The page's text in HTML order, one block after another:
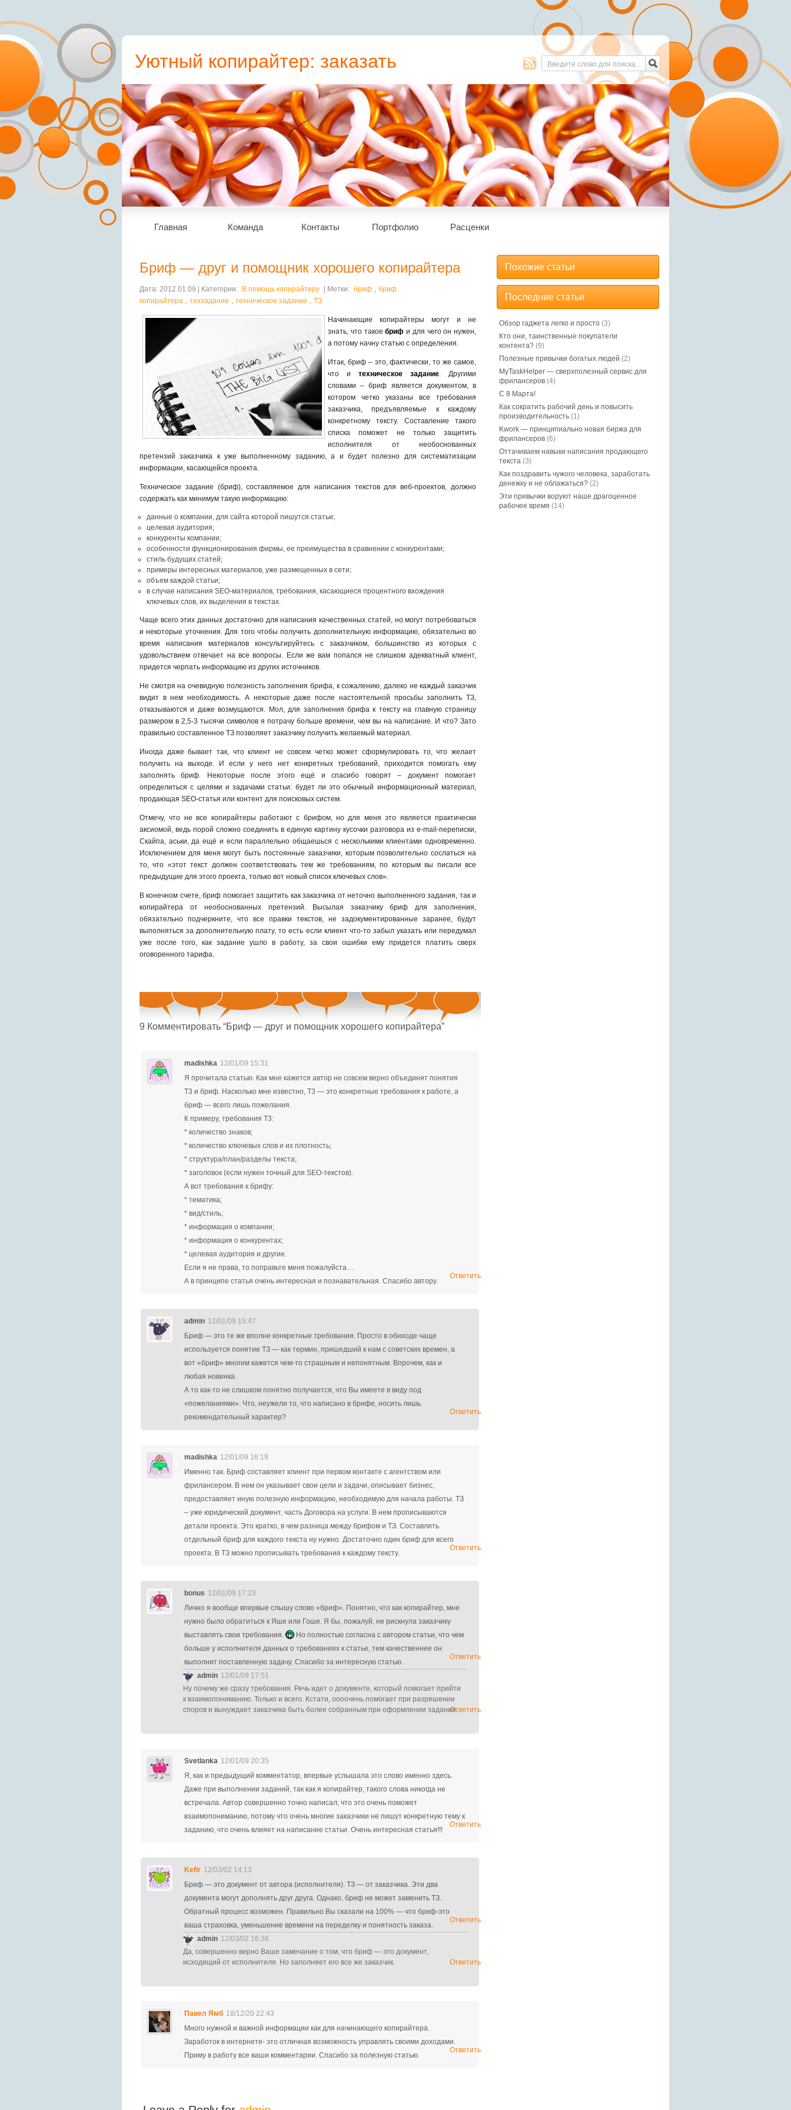
Уютный копирайтер: заказать
пресс-релиз, статьи, рерайт
Главная Команда Контакты Портфолио Расценки
Бриф — друг и помощник хорошего копирайтера
Дата: 2012.01.09 | Категории: В помощь копирайтеру | Метки: бриф , бриф
копирайтера , техзадание , техническое задание , ТЗ
Начинающие копирайтеры могут и не
знать, что такоебриф и для чего он нужен,
а потому начну статью с определения.
Итак, бриф – это, фактически, то же самое,
что и техническое задание. Другими
словами – бриф является документом, в
котором четко указаны все требования
заказчика, предъявляемые к каждому
конкретному тексту. Составление такого
списка поможет не только защитить
исполнителя от необоснованных
претензий заказчика к уже выполненному заданию, а и будет полезно для систематизации
информации, касающейся проекта.
Техническое задание (бриф), составляемое для написания текстов для веб-проектов, должно
содержать как минимум такую информацию:
данные о компании, для сайта которой пишутся статьи;
целевая аудитория;
конкуренты компании;
особенности функционирования фирмы, ее преимущества в сравнении с конкурентами;
стиль будущих статей;
примеры интересных материалов, уже размещенных в сети;
объем каждой статьи;
в случае написания SEO-материалов, требования, касающиеся процентного вхождения
ключевых слов, их выделения в текстах.
Чаще всего этих данных достаточно для написания качественных статей, но могут потребоваться
и некоторые уточнения. Для того чтобы получить дополнительную информацию, обязательно во
время написания материалов консультируйтесь с заказчиком, большинство из которых с
удовольствием отвечает на все вопросы. Если же вам попался не слишком адекватный клиент,
придется черпать информацию из других источников.
Не смотря на очевидную полезность заполнения брифа, к сожалению, далеко не каждый заказчик
видит в нем необходимость. А некоторые даже после настоятельной просьбы заполнить ТЗ,
отказываются и даже возмущаются. Мол, для заполнения брифа к тексту на главную страницу
размером в 2,5-3 тысячи символов я потрачу больше времени, чем вы на написание. И что? Зато
правильно составленное ТЗ позволяет заказчику получить желаемый материал.
Иногда даже бывает так, что клиент не совсем четко может сформулировать то, что желает
получить на выходе. И если у него нет конкретных требований, приходится помогать ему
заполнять бриф. Некоторые после этого ещё и спасибо говорят – документ помогает
определиться с целями и задачами статьи: будет ли это обычный информационный материал,
продающая SEO-статья или контент для поисковых систем.
Отмечу, что не все копирайтеры работают с брифом, но для меня это является практически
аксиомой, ведь порой сложно соединить в единую картину кусочки разговора из e-mail-переписки,
Скайпа, аськи, да ещё и если параллельно общаешься с несколькими клиентами одновременно.
Исключением для меня могут быть постоянные заказчики, которым позволительно сослаться на
то, что «этот текст должен соответствовать тем же требованиям, по которым вы писали все
предыдущие для этого проекта, только вот новый список ключевых слов».
В конечном счете, бриф помогает защитить как заказчика от неточно выполненного задания, так и
копирайтера от необоснованных претензий. Высылая заказчику бриф для заполнения,
обязательно подчеркните, что все правки текстов, не задокументированные заранее, будут
выполняться за дополнительную плату, то есть если клиент что-то забыл указать или передумал
уже после того, как задание ушло в работу, за свои ошибки ему придется платить сверх
оговоренного тарифа.
9 Комментировать “Бриф — друг и помощник хорошего копирайтера”
madishka 12/01/09 15:31
Я прочитала статью. Как мне кажется автор не совсем верно объединят понятия
Т3 и бриф. Насколько мне известно, Т3 — это конкретные требования к работе, а
бриф — всего лишь пожелания.
К примеру, требования Т3:
* количество знаков;
* количество ключевых слов и их плотность;
* структура/план/разделы текста;
* заголовок (если нужен точный для SEO-текстов).
А вот требования к брифу:
* тематика;
* вид/стиль;
* информация о компании;
* информация о конкурентах;
* целевая аудитория и другие.
Если я не права, то поправьте меня пожалуйста…
А в принципе статья очень интересная и познавательная. Спасибо автору.
Ответить
admin 12/01/09 15:47
Бриф — это те же вполне конкретные требования. Просто в обиходе чаще
используется понятие ТЗ — как термин, пришедший к нам с советских времен, а
вот «бриф» многим кажется чем-то страшным и непонятным. Впрочем, как и
любая новинка.
А то как-то не слишком понятно получается, что Вы имеете в виду под
«пожеланиями». Что, неужели то, что написано в брифе, носить лишь
рекомендательный характер?
Ответить
madishka 12/01/09 16:19
Именно так. Бриф составляет клиент при первом контакте с агентством или
фрилансером. В нем он указывает свои цели и задачи, описывает бизнес,
предоставляет иную полезную информацию, необходимую для начала работы. ТЗ
– уже юридический документ, часть Договора на услуги. В нем прописываются
детали проекта. Это кратко, в чем разница между брифом и ТЗ. Составлять
отдельный бриф для каждого текста ну нужно. Достаточно один бриф для всего
проекта. В ТЗ можно прописывать требования к каждому тексту.
Ответить
bonus 12/01/09 17:23
Лично я вообще впервые слышу слово «бриф». Понятно, что как копирайтер, мне
нужно было обратиться к Яше или Гоше. Я бы, пожалуй, не рискнула заказчику
выставлять свои требования.
Но полностью согласна с автором статьи, что чем
больше у исполнителя данных о требованиях к статье, тем качественнее он
выполнит поставленную задачу. Спасибо за интересную статью.
Ответить
admin 12/01/09 17:51
Ну почему же сразу требования. Речь идет о документе, который помогает прийти
к взаимопониманию. Только и всего. Кстати, оооочень помогает при разрешении
споров и вынуждает заказчика быть более собранным при оформлении задания.Ответить
Svetlanka 12/01/09 20:35
Я, как и предыдущий комментатор, впервые услышала это слово именно здесь.
Даже при выполнении заданий, так как я копирайтер, такого слова никогда не
встречала. Автор совершенно точно написал, что это очень поможет
взаимопониманию, потому что очень многие заказчики не пишут конкретную тему к
заданию, что очень влияет на написание статьи. Очень интересная статья!!!
Ответить
Kefir 12/03/02 14:13
Бриф — это документ от автора (исполнителя). ТЗ — от заказчика. Эти два
документа могут дополнять друг друга. Однако, бриф не может заменить ТЗ.
Обратный процесс возможен. Правильно Вы сказали на 100% — что бриф-это
ваша страховка, уменьшение времени на переделку и понятность заказа.
Ответить
admin 12/03/02 16:38
Да, совершенно верно Ваше замечание о том, что бриф — это документ,
исходящий от исполнителя. Но заполняет его все же заказчик.
Ответить
Павел Ямб 18/12/20 22:43
Много нужной и важной информации как для начинающего копирайтера.
Заработок в интернете- это отличная возможность управлять своими доходами.
Приму в работу все ваши комментарии. Спасибо за полезную статью.
Ответить
Похожие статьи
Последние статьи
Обзор гаджета легко и просто (3)
Кто они, таинственные покупатели
контента? (9)
Полезные привычки богатых людей (2)
MyTaskHelper — сверхполезный сервис для
фрилансеров (4)
С 8 Марта!
Как сократить рабочий день и повысить
производительность (1)
Kwork — принципиально новая биржа для
фрилансеров (6)
Оттачиваем навыки написания продающего
текста (3)
Как поздравить чужого человека, заработать
денежку и не облажаться? (2)
Эти привычки воруют наше драгоценное
рабочее время (14)